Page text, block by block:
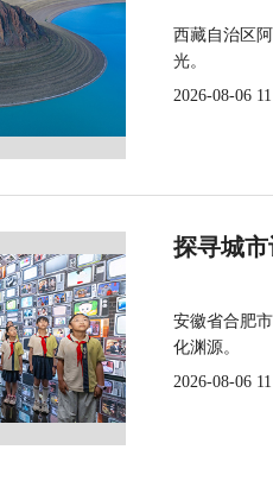
西藏自治区
光。
2026-08-06
探寻城
安徽省合肥
化渊源。
2026-08-06